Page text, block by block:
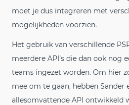
moet je dus integreren met
mogelijkheden voorzien.
Het gebruik van verschillende
meerdere API’s die dan ook nog
teams ingezet worden. Om hier
mee om te gaan, hebben Sander
allesomvattende API ontwikkeld